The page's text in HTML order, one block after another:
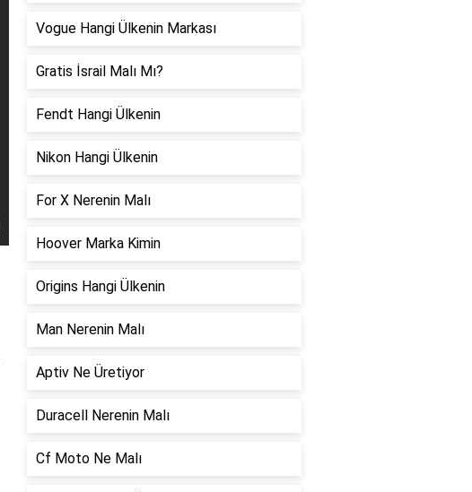
Vogue Hangi Ülkenin Markası
Gratis İsrail Malı Mı?
Fendt Hangi Ülkenin
Nikon Hangi Ülkenin
For X Nerenin Malı
Hoover Marka Kimin
Origins Hangi Ülkenin
Man Nerenin Malı
Aptiv Ne Üretiyor
Duracell Nerenin Malı
Cf Moto Ne Malı